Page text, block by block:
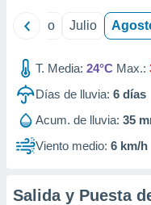
Junio Julio
T. Media: 24°C Max.:
Días de lluvia: 6 días
Acum. de lluvia: 35
Viento medio: 6 km/h
Salida y Puesta